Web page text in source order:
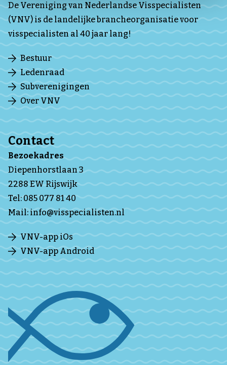
De Vereniging van Nederlandse Visspecialisten
(VNV) is de landelijke brancheorganisatie voor
visspecialisten al 40 jaar lang!
Bestuur
Ledenraad
Subverenigingen
Over VNV
Contact
Bezoekadres
Diepenhorstlaan 3
2288 EW Rijswijk
Tel:085 077 81 40
Mail:info@visspecialisten.nl
VNV-app iOs
VNV-app Android